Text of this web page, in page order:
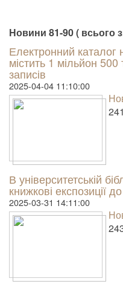
Новини 81-90 ( всього
Електронний каталог
містить 1 мільйон 500
записів
2025-04-04 11:10:00
В університетській
книжкові експозиції
2025-03-31 14:11:00